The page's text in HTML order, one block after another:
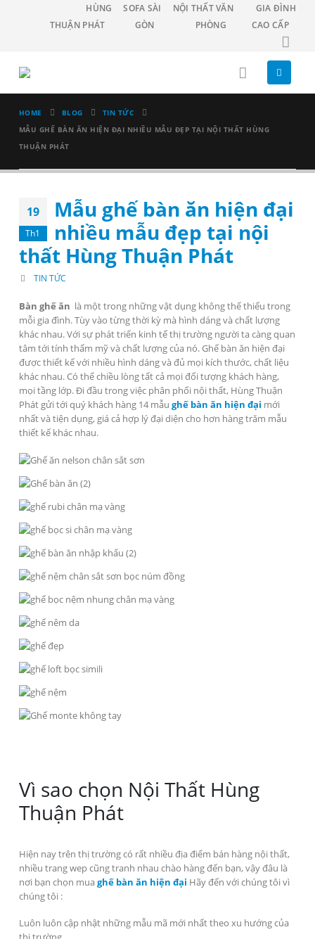
HÙNG
THUẬN PHÁT
SOFA SÀI
GÒN
NỘI THẤT VĂN
PHÒNG
GIA ĐÌNH
CAO CẤP
HOME BLOG
TIN TỨC
MẪU GHẾ BÀN ĂN HIỆN ĐẠI NHIỀU MẪU ĐẸP TẠI NỘI THẤT HÙNG
THUẬN PHÁT
19
Th1
Mẫu ghế bàn ăn hiện đại
nhiều mẫu đẹp tại nội
thất Hùng Thuận Phát
TIN TỨC
Bàn ghế ăn là một trong những vật dụng không thể thiếu trong
mỗi gia đình. Tùy vào từng thời kỳ mà hình dáng và chất lượng
khác nhau. Với sự phát triển kinh tế thị trường người ta càng quan
tâm tới tính thẩm mỹ và chất lượng của nó. Ghế bàn ăn hiện đại
được thiết kế với nhiều hình dáng và đủ mọi kích thước, chất liệu
khác nhau. Có thể chiều lòng tất cả mọi đối tượng khách hàng,
mọi tầng lớp. Đi đầu trong việc phân phối nội thất, Hùng Thuận
Phát gửi tới quý khách hàng 14 mẫu ghế bàn ăn hiện đại mới
nhất và tiện dụng, giá cả hợp lý đại diện cho hơn hàng trăm mẫu
thiết kế khác nhau.
Vì sao chọn Nội Thất Hùng
Thuận Phát
Hiện nay trên thị trường có rất nhiều địa điểm bán hàng nội thất,
nhiều trang wep cũng tranh nhau chào hàng đến bạn, vậy đâu là
nơi bạn chọn muaghế bàn ăn hiện đại Hãy đến với chúng tôi vì
chúng tôi :
Luôn luôn cập nhật những mẫu mã mới nhất theo xu hướng của